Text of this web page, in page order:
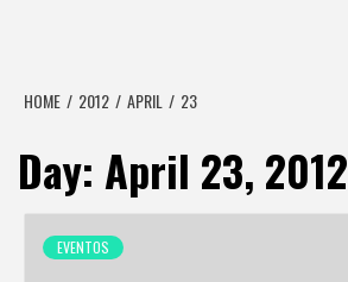
HOME 2012 APRIL 23
Day: April 23, 2012
EVENTOS